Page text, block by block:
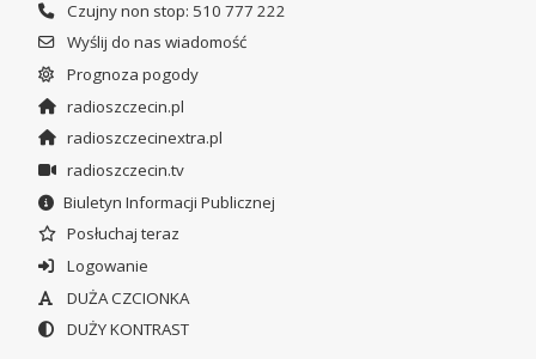
Czujny non stop: 510 777 222
Wyślij do nas wiadomość
Prognoza pogody
radioszczecin.pl
radioszczecinextra.pl
radioszczecin.tv
Biuletyn Informacji Publicznej
Posłuchaj teraz
Logowanie
DUŻA CZCIONKA
DUŻY KONTRAST